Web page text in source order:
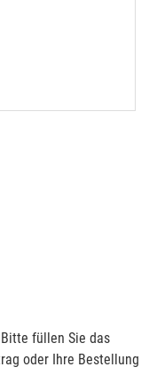
füllen Sie das
oder Ihre Bestellung